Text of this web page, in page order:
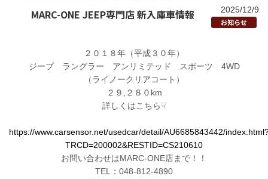
MARC-ONE JEEP専門店 新入庫車情報
2025/12/9
お知らせ
２０１８年（平成３０年）
ジープ ラングラー アンリミテッド スポーツ 4WD
（ライノークリアコート）
２９,２８０km
詳しくはこちら☟
https://www.carsensor.net/usedcar/detail/AU6685843442/
TRCD=200002&RESTID=CS210610
お問い合わせはMARC-ONE店まで！！
TEL：048-812-4890